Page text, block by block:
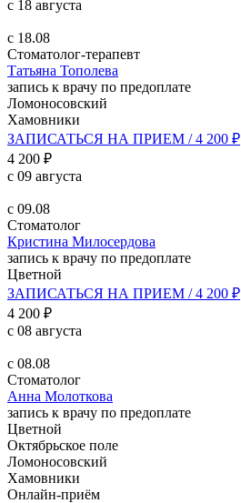
с 18 августа
с 18.08
Стоматолог-терапевт
Татьяна Тополева
запись к врачу по предоплате
Ломоносовский
Хамовники
ЗАПИСАТЬСЯ НА ПРИЕМ / 4 200 ₽
4 200 ₽
с 09 августа
с 09.08
Стоматолог
Кристина Милосердова
запись к врачу по предоплате
Цветной
ЗАПИСАТЬСЯ НА ПРИЕМ / 4 200 ₽
4 200 ₽
с 08 августа
с 08.08
Стоматолог
Анна Молоткова
запись к врачу по предоплате
Цветной
Октябрьское поле
Ломоносовский
Хамовники
Онлайн-приём